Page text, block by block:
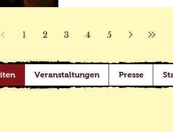
sie gerade erst für
1 2 3 4 5
Veranstaltungen Presse